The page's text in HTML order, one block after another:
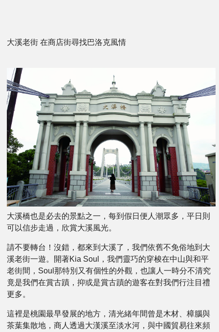
大溪老街 在商店街尋找巴洛克風情
大溪橋也是必去的景點之一，每到假日便人潮眾多，平日則
可以信步走過，欣賞大溪風光。
請不要轉台！沒錯，都來到大溪了，我們依舊不免俗地到大
溪老街一遊。開著Kia Soul，我們靈巧的穿梭在中山與和平
老街間，Soul那特別又有個性的外觀，也讓人一時分不清究
竟是我們在賞古蹟，抑或是賞古蹟的遊客在對我們行注目禮
更多。
這裡是桃園最早發展的地方，清光緒年間曾是木材、樟腦與
茶葉集散地，商人透過大漢溪至淡水河，與中國貿易往來頻